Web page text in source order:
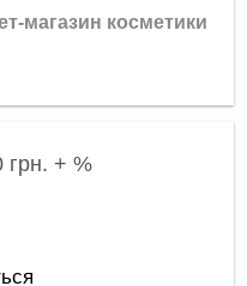
магазин косметики
грн. + %